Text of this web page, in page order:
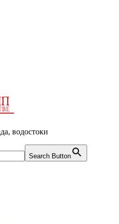
водостоки
Search Button